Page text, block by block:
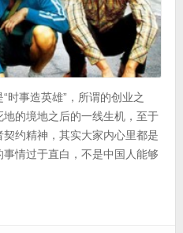
时事造英雄”，所谓的创业之
的境地之后的一线生机，至于
约精神，其实大家内心里都是
情过于直白，不是中国人能够